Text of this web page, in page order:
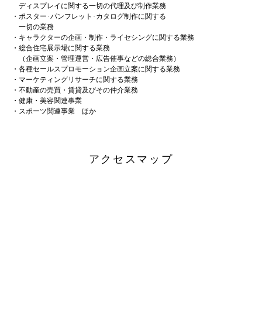
ディスプレイに関する一切の代理及び制作業務
ポスター･パンフレット･カタログ制作に関する
一切の業務
キャラクターの企画・制作・ライセシングに関する業務
総合住宅展示場に関する業務
（企画立案・管理運営・広告催事などの総合業務）
各種セールスプロモーション企画立案に関する業務
マーケティングリサーチに関する業務
不動産の売買・賃貸及びその仲介業務
健康・美容関連事業
スポーツ関連事業 ほか
アクセスマップ